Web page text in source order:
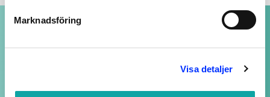
Marknadsföring
Visa detaljer
NOGGRANT UTVALDA PRODUKTER
SUPPORT ALLTID ÖPPEN